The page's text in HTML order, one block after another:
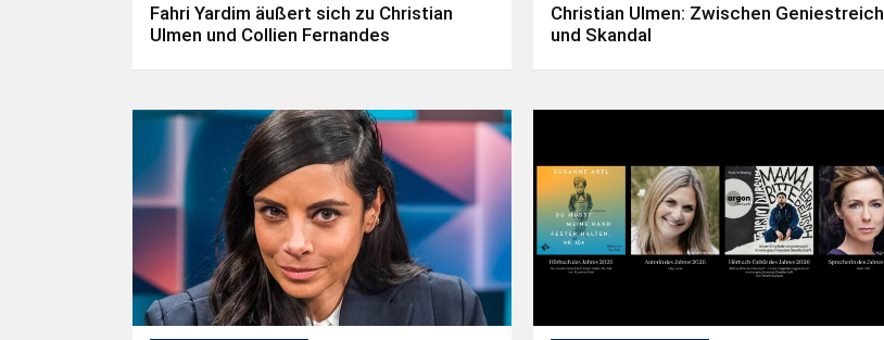
Fahri Yardim äußert sich zu Christian
Ulmen und Collien Fernandes
Christian Ulmen: Zwischen Geniestreich
und Skandal